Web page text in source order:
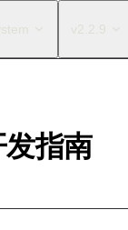
v2.2.9
发指南